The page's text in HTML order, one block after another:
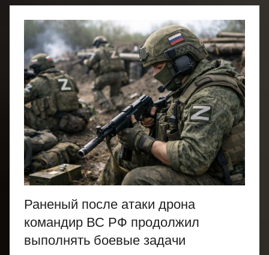
Раненый после атаки дрона
командир ВС РФ продолжил
выполнять боевые задачи